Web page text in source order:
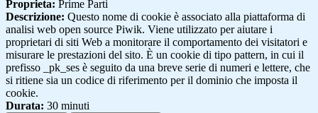
Proprieta: Prime Parti
Descrizione: Questo nome di cookie è associato alla piattaforma di
analisi web open source Piwik. Viene utilizzato per aiutare i
proprietari di siti Web a monitorare il comportamento dei visitatori e
misurare le prestazioni del sito. È un cookie di tipo pattern, in cui il
prefisso _pk_ses è seguito da una breve serie di numeri e lettere, che
si ritiene sia un codice di riferimento per il dominio che imposta il
cookie.
Durata: 30 minuti